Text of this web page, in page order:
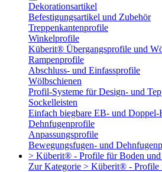
Dekorationsartikel
Befestigungsartikel und Zubehör
Treppenkantenprofile
Winkelprofile
Küberit® Übergangsprofile und
Rampenprofile
Abschluss- und Einfassprofile
Wölbschienen
Profil-Systeme für Design- und
Sockelleisten
Einfach biegbare EB- und
Dehnfugenprofile
Anpassungsprofile
Bewegungsfugen- und
> Küberit® - Profile für Boden und
Zur Kategorie > Küberit® - Profile